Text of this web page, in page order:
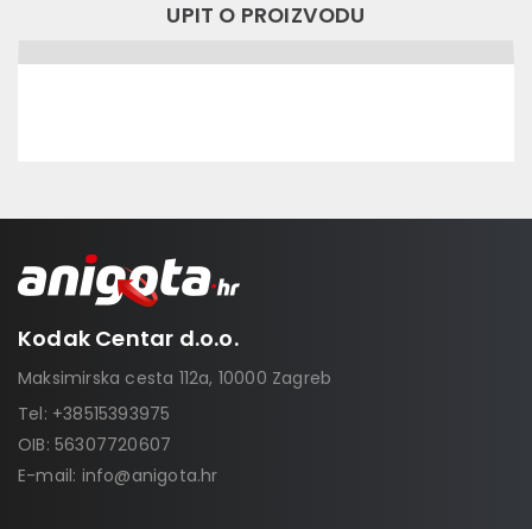
UPIT O PROIZVODU
Kodak Centar d.o.o.
Maksimirska cesta 112a, 10000 Zagreb
Tel: +38515393975
OIB: 56307720607
E-mail: info@anigota.hr